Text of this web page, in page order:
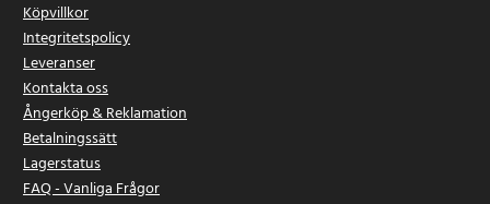
Köpvillkor
Integritetspolicy
Leveranser
Kontakta oss
Ångerköp & Reklamation
Betalningssätt
Lagerstatus
FAQ - Vanliga Frågor